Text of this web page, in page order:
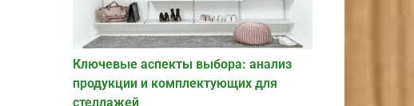
Ключевые аспекты выбора: анализ
продукции и комплектующих для
стеллажей